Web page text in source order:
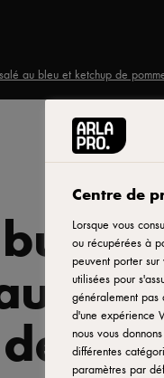
au bleu et ketchup de
bleu
Centre de
Lorsque vous
ou récupérées à
peuvent porter
utilisées pour
généralement pas
d'une expérience
nous vous
différentes
paramètres par